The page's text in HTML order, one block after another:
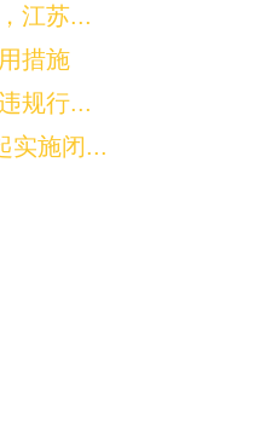
江苏...
措施
规行...
实施闭...